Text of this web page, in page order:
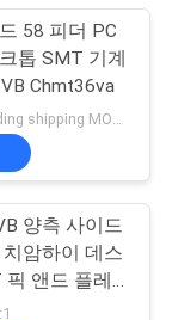
37
58 피더 PC
톱 SMT 기계
Chmt36va
$3500 including shipping MOQ:1
양측 사이드
암하이 데스
픽 앤드 플레